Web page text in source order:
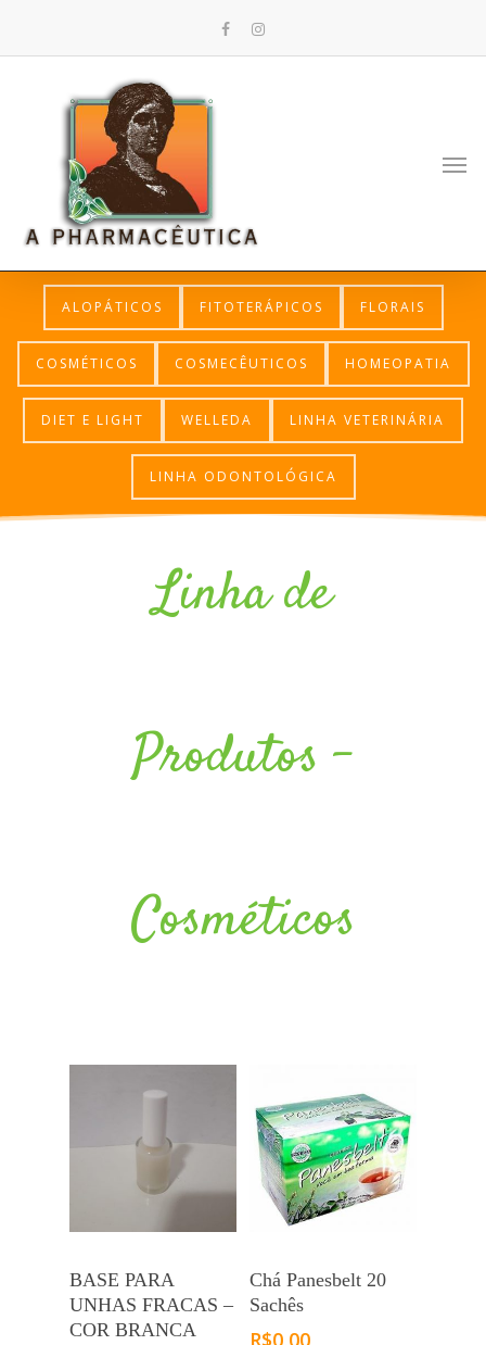
ALOPÁTICOS FITOTERÁPICOS FLORAIS
COSMÉTICOS COSMECÊUTICOS HOMEOPATIA
DIET E LIGHT WELLEDA LINHA VETERINÁRIA
LINHA ODONTOLÓGICA
Linha de
Produtos -
Cosméticos
BASE PARA
UNHAS FRACAS –
COR BRANCA
Chá Panesbelt 20
Sachês
R$0,00